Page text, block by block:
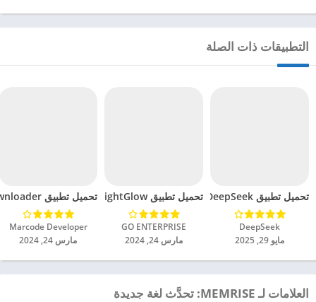
التطبيقات ذات الصلة
تحميل تطبيق DeepSeek مهكر للاندرويد 2025
DeepSeek‏
مايو 29, 2025
تحميل تطبيق BrightGlow مهكر للاندرويد 2024
GO ENTERPRISE‏
مارس 24, 2024
تحميل تطبيق mp4 video downloader مهكر للاندرويد 2024
Marcode Developer‏
مارس 24, 2024
العلامات لـ MEMRISE: تحدَّث لغة جديدة